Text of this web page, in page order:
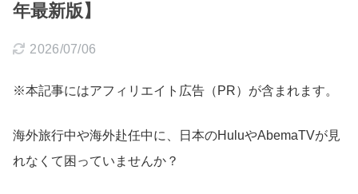
年最新版】
2026/07/06
※本記事にはアフィリエイト広告（PR）が含まれます。
海外旅行中や海外赴任中に、日本のHuluやAbemaTVが見
れなくて困っていませんか？